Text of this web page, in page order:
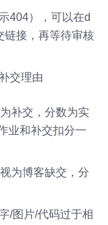
404），可以在d
链接，再等待审核
交理由
补交，分数为实
业和补交扣分一
为博客缺交，分
/图片/代码过于相